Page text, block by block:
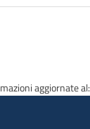
aggiornate